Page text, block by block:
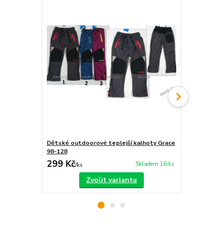
Dětské outdoorové teplejší kalhoty Grace
98-128
299 Kč/ks Skladem 16 ks
Zvolit variantu